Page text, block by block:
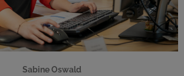
Sabine Oswald